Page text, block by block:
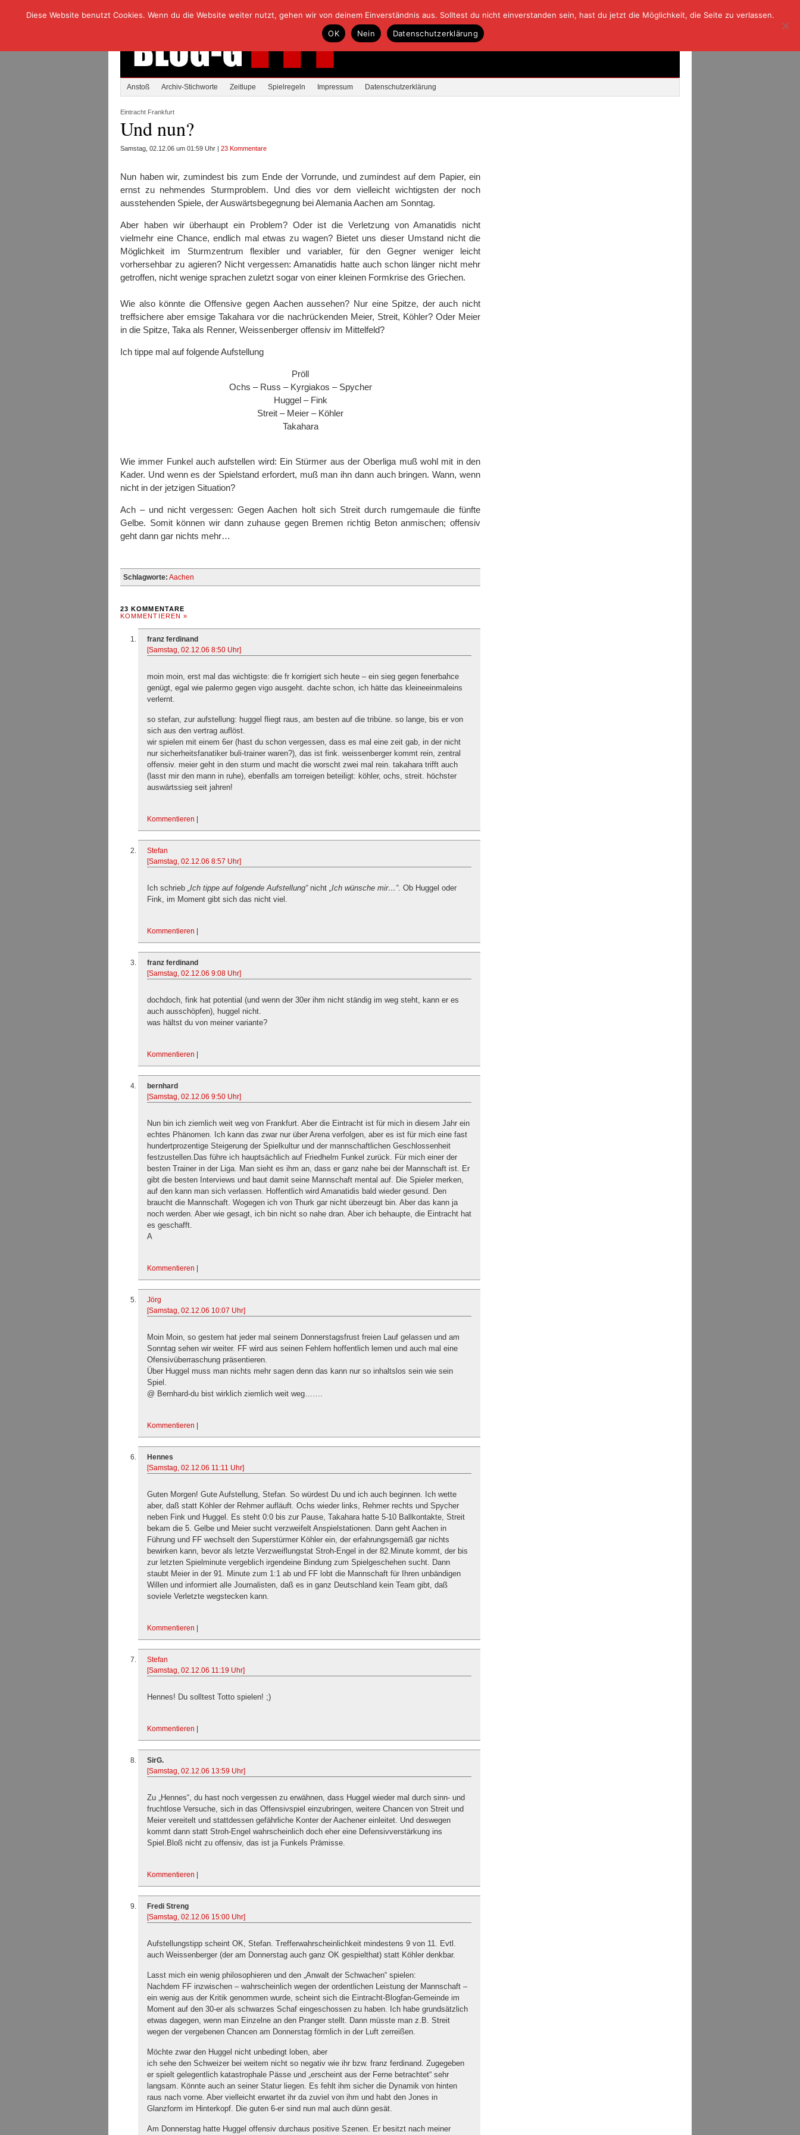
Anstoß Archiv-Stichworte Zeitlupe Spielregeln Impressum Datenschutzerklärung
Eintracht Frankfurt
Und nun?
Samstag, 02.12.06 um 01:59 Uhr | 23 Kommentare
Nun haben wir, zumindest bis zum Ende der Vorrunde, und zumindest auf dem Papier, ein
ernst zu nehmendes Sturmproblem. Und dies vor dem vielleicht wichtigsten der noch
ausstehenden Spiele, der Auswärtsbegegnung bei Alemania Aachen am Sonntag.
Aber haben wir überhaupt ein Problem? Oder ist die Verletzung von Amanatidis nicht
vielmehr eine Chance, endlich mal etwas zu wagen? Bietet uns dieser Umstand nicht die
Möglichkeit im Sturmzentrum flexibler und variabler, für den Gegner weniger leicht
vorhersehbar zu agieren? Nicht vergessen: Amanatidis hatte auch schon länger nicht mehr
getroffen, nicht wenige sprachen zuletzt sogar von einer kleinen Formkrise des Griechen.
Wie also könnte die Offensive gegen Aachen aussehen? Nur eine Spitze, der auch nicht
treffsichere aber emsige Takahara vor die nachrückenden Meier, Streit, Köhler? Oder Meier
in die Spitze, Taka als Renner, Weissenberger offensiv im Mittelfeld?
Ich tippe mal auf folgende Aufstellung
Pröll
Ochs – Russ – Kyrgiakos – Spycher
Huggel – Fink
Streit – Meier – Köhler
Takahara
Wie immer Funkel auch aufstellen wird: Ein Stürmer aus der Oberliga muß wohl mit in den
Kader. Und wenn es der Spielstand erfordert, muß man ihn dann auch bringen. Wann, wenn
nicht in der jetzigen Situation?
Ach – und nicht vergessen: Gegen Aachen holt sich Streit durch rumgemaule die fünfte
Gelbe. Somit können wir dann zuhause gegen Bremen richtig Beton anmischen; offensiv
geht dann gar nichts mehr…
Schlagworte: Aachen
23 KOMMENTARE
KOMMENTIEREN »
franz ferdinand
[Samstag, 02.12.06 8:50 Uhr]
moin moin, erst mal das wichtigste: die fr korrigiert sich heute – ein sieg gegen fenerbahce
genügt, egal wie palermo gegen vigo ausgeht. dachte schon, ich hätte das kleineeinmaleins
verlernt.
so stefan, zur aufstellung: huggel fliegt raus, am besten auf die tribüne. so lange, bis er von
sich aus den vertrag auflöst.
wir spielen mit einem 6er (hast du schon vergessen, dass es mal eine zeit gab, in der nicht
nur sicherheitsfanatiker buli-trainer waren?), das ist fink. weissenberger kommt rein, zentral
offensiv. meier geht in den sturm und macht die worscht zwei mal rein. takahara trifft auch
(lasst mir den mann in ruhe), ebenfalls am torreigen beteiligt: köhler, ochs, streit. höchster
auswärtssieg seit jahren!
Kommentieren
Stefan
[Samstag, 02.12.06 8:57 Uhr]
Ich schrieb „Ich tippe auf folgende Aufstellung“nicht „Ich wünsche mir…“. Ob Huggel oder
Fink, im Moment gibt sich das nicht viel.
Kommentieren
franz ferdinand
[Samstag, 02.12.06 9:08 Uhr]
dochdoch, fink hat potential (und wenn der 30er ihm nicht ständig im weg steht, kann er es
auch ausschöpfen), huggel nicht.
was hältst du von meiner variante?
Kommentieren
bernhard
[Samstag, 02.12.06 9:50 Uhr]
Nun bin ich ziemlich weit weg von Frankfurt. Aber die Eintracht ist für mich in diesem Jahr ein
echtes Phänomen. Ich kann das zwar nur über Arena verfolgen, aber es ist für mich eine fast
hundertprozentige Steigerung der Spielkultur und der mannschaftlichen Geschlossenheit
festzustellen.Das führe ich hauptsächlich auf Friedhelm Funkel zurück. Für mich einer der
besten Trainer in der Liga. Man sieht es ihm an, dass er ganz nahe bei der Mannschaft ist. Er
gibt die besten Interviews und baut damit seine Mannschaft mental auf. Die Spieler merken,
auf den kann man sich verlassen. Hoffentlich wird Amanatidis bald wieder gesund. Den
braucht die Mannschaft. Wogegen ich von Thurk gar nicht überzeugt bin. Aber das kann ja
noch werden. Aber wie gesagt, ich bin nicht so nahe dran. Aber ich behaupte, die Eintracht hat
es geschafft.
A
Kommentieren
Jörg
[Samstag, 02.12.06 10:07 Uhr]
Moin Moin, so gestern hat jeder mal seinem Donnerstagsfrust freien Lauf gelassen und am
Sonntag sehen wir weiter. FF wird aus seinen Fehlern hoffentlich lernen und auch mal eine
Ofensivüberraschung präsentieren.
Über Huggel muss man nichts mehr sagen denn das kann nur so inhaltslos sein wie sein
Spiel.
@ Bernhard-du bist wirklich ziemlich weit weg…….
Kommentieren
Hennes
[Samstag, 02.12.06 11:11 Uhr]
Guten Morgen! Gute Aufstellung, Stefan. So würdest Du und ich auch beginnen. Ich wette
aber, daß statt Köhler der Rehmer aufläuft. Ochs wieder links, Rehmer rechts und Spycher
neben Fink und Huggel. Es steht 0:0 bis zur Pause, Takahara hatte 5-10 Ballkontakte, Streit
bekam die 5. Gelbe und Meier sucht verzweifelt Anspielstationen. Dann geht Aachen in
Führung und FF wechselt den Superstürmer Köhler ein, der erfahrungsgemäß gar nichts
bewirken kann, bevor als letzte Verzweiflungstat Stroh-Engel in der 82.Minute kommt, der bis
zur letzten Spielminute vergeblich irgendeine Bindung zum Spielgeschehen sucht. Dann
staubt Meier in der 91. Minute zum 1:1 ab und FF lobt die Mannschaft für Ihren unbändigen
Willen und informiert alle Journalisten, daß es in ganz Deutschland kein Team gibt, daß
soviele Verletzte wegstecken kann.
Kommentieren
Stefan
[Samstag, 02.12.06 11:19 Uhr]
Hennes! Du solltest Totto spielen! ;)
Kommentieren
SirG.
[Samstag, 02.12.06 13:59 Uhr]
Zu „Hennes“, du hast noch vergessen zu erwähnen, dass Huggel wieder mal durch sinn- und
fruchtlose Versuche, sich in das Offensivspiel einzubringen, weitere Chancen von Streit und
Meier vereitelt und stattdessen gefährliche Konter der Aachener einleitet. Und deswegen
kommt dann statt Stroh-Engel wahrscheinlich doch eher eine Defensivverstärkung ins
Spiel.Bloß nicht zu offensiv, das ist ja Funkels Prämisse.
Kommentieren
Fredi Streng
[Samstag, 02.12.06 15:00 Uhr]
Aufstellungstipp scheint OK, Stefan. Trefferwahrscheinlichkeit mindestens 9 von 11. Evtl.
auch Weissenberger (der am Donnerstag auch ganz OK gespielthat) statt Köhler denkbar.
Lasst mich ein wenig philosophieren und den „Anwalt der Schwachen“ spielen:
Nachdem FF inzwischen – wahrscheinlich wegen der ordentlichen Leistung der Mannschaft –
ein wenig aus der Kritik genommen wurde, scheint sich die Eintracht-Blogfan-Gemeinde im
Moment auf den 30-er als schwarzes Schaf eingeschossen zu haben. Ich habe grundsätzlich
etwas dagegen, wenn man Einzelne an den Pranger stellt. Dann müsste man z.B. Streit
wegen der vergebenen Chancen am Donnerstag förmlich in der Luft zerreißen.
Möchte zwar den Huggel nicht unbedingt loben, aber
ich sehe den Schweizer bei weitem nicht so negativ wie ihr bzw. franz ferdinand. Zugegeben
er spielt gelegentlich katastrophale Pässe und „erscheint aus der Ferne betrachtet“ sehr
langsam. Könnte auch an seiner Statur liegen. Es fehlt ihm sicher die Dynamik von hinten
raus nach vorne. Aber vielleicht erwartet ihr da zuviel von ihm und habt den Jones in
Glanzform im Hinterkopf. Die guten 6-er sind nun mal auch dünn gesät.
Am Donnerstag hatte Huggel offensiv durchaus positive Szenen. Er besitzt nach meiner
Diese Website benutzt Cookies. Wenn du die Website weiter nutzt, gehen wir von deinem Einverständnis aus. Solltest du nicht einverstanden sein, hast du jetzt die Möglichkeit, die Seite zu verlassen.
OK
Nein Datenschutzerklärung